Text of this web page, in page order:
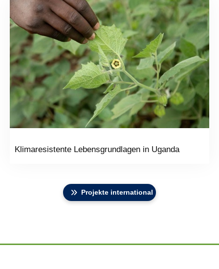
Klimaresistente Lebensgrundlagen in Uganda
Projekte international